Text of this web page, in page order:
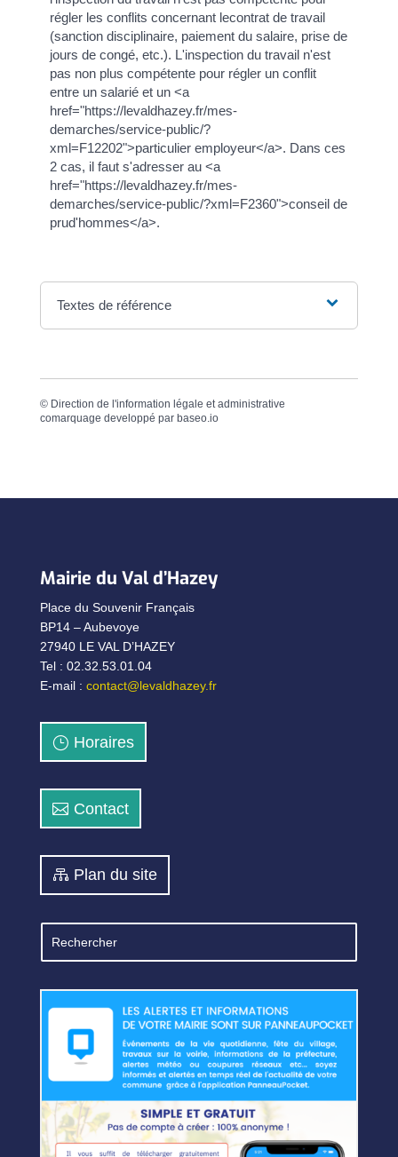
régler les conflits concernant lecontrat de travail
(sanction disciplinaire, paiement du salaire, prise de
jours de congé, etc.). L'inspection du travail n'est
pas non plus compétente pour régler un conflit
entre un salarié et un <a
href="https://levaldhazey.fr/mes-
demarches/service-public/?
xml=F12202">particulier employeur</a>. Dans ces
2 cas, il faut s'adresser au <a
href="https://levaldhazey.fr/mes-
demarches/service-public/?xml=F2360">conseil de
prud'hommes</a>.
Textes de référence
© Direction de l'information légale et administrative
comarquage developpé par baseo.io
Mairie du Val d’Hazey
Place du Souvenir Français
BP14 – Aubevoye
27940 LE VAL D’HAZEY
Tel : 02.32.53.01.04
E-mail : contact@levaldhazey.fr
Horaires
Contact
Plan du site